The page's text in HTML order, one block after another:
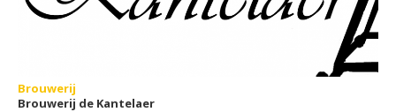
Brouwerij
Brouwerij de Kantelaer